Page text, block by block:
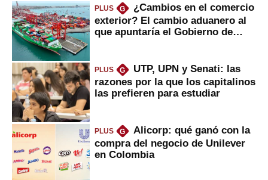
PLUS G
¿Cambios en el comercio
exterior? El cambio aduanero al
que apuntaría el Gobierno de
PLUS G
UTP, UPN y Senati: las
razones por la que los capitalinos
las prefieren para estudiar
PLUS G
Alicorp: qué ganó con la
compra del negocio de Unilever
en Colombia